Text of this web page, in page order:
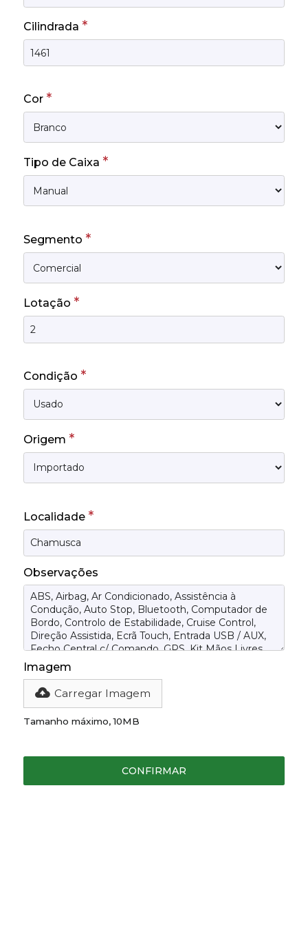
Cilindrada *
Cor *
Tipo de Caixa *
Segmento *
Lotação *
Condição *
Origem *
Localidade *
Observações
Imagem
Carregar Imagem
Tamanho máximo, 10MB